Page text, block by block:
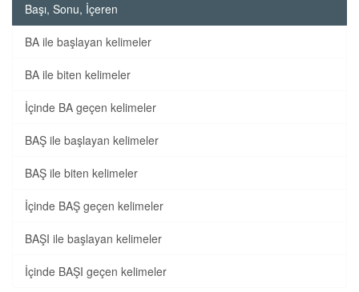
Başı, Sonu, İçeren
BA ile başlayan kelimeler
BA ile biten kelimeler
İçinde BA geçen kelimeler
BAŞ ile başlayan kelimeler
BAŞ ile biten kelimeler
İçinde BAŞ geçen kelimeler
BAŞI ile başlayan kelimeler
İçinde BAŞI geçen kelimeler